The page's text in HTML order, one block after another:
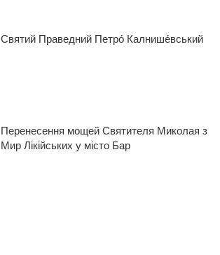
Святий Праведний Петро́ Калнише́вський
Перенесення мощей Святителя Миколая з
Мир Лікійських у місто Бар